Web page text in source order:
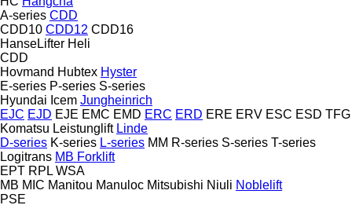
A-series CDD
CDD10 CDD12 CDD16
HanseLifter Heli
CDD
Hovmand Hubtex Hyster
E-series P-series S-series
Hyundai Icem Jungheinrich
EJC EJD EJE EMC EMD ERC ERD ERE ERV ESC ESD TFG
Komatsu Leistunglift Linde
D-series K-series L-series MM R-series S-series T-series
Logitrans MB Forklift
EPT RPL WSA
MB MIC Manitou Manuloc Mitsubishi Niuli Noblelift
PSE